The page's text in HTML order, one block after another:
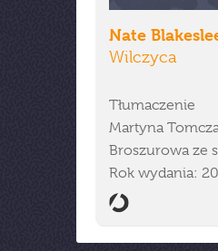
Nate
Wilczyca
Tłumaczenie
Martyna
Broszurowa ze
Rok wydania: